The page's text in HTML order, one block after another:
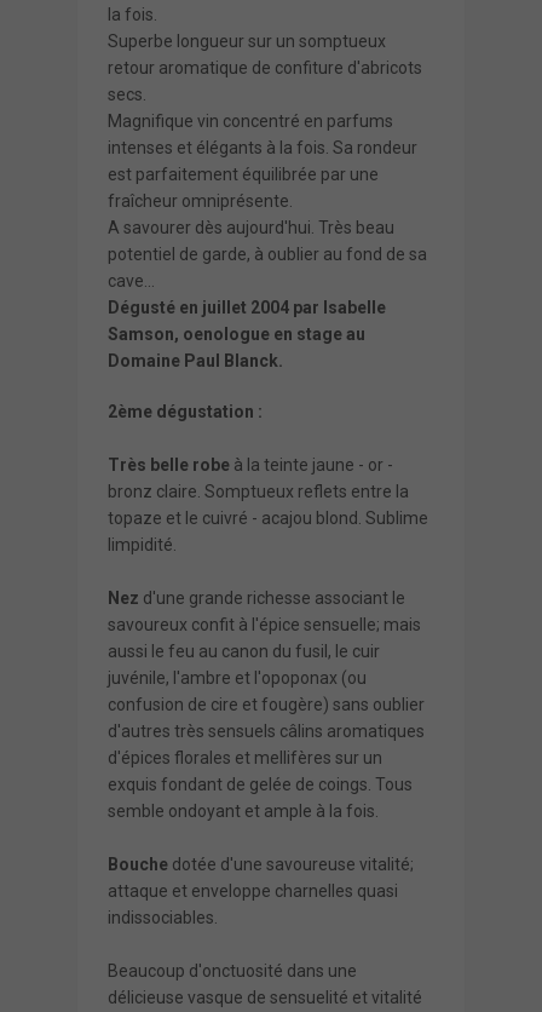
la fois.
Superbe longueur sur un somptueux
retour aromatique de confiture d'abricots
secs.
Magnifique vin concentré en parfums
intenses et élégants à la fois. Sa rondeur
est parfaitement équilibrée par une
fraîcheur omniprésente.
A savourer dès aujourd'hui. Très beau
potentiel de garde, à oublier au fond de sa
cave...
Dégusté en juillet 2004 par Isabelle
Samson, oenologue en stage au
Domaine Paul Blanck.
2ème dégustation :
Très belle robe à la teinte jaune - or -
bronz claire. Somptueux reflets entre la
topaze et le cuivré - acajou blond. Sublime
limpidité.
Nez d'une grande richesse associant le
savoureux confit à l'épice sensuelle; mais
aussi le feu au canon du fusil, le cuir
juvénile, l'ambre et l'opoponax (ou
confusion de cire et fougère) sans oublier
d'autres très sensuels câlins aromatiques
d'épices florales et mellifères sur un
exquis fondant de gelée de coings. Tous
semble ondoyant et ample à la fois.
Bouche dotée d'une savoureuse vitalité;
attaque et enveloppe charnelles quasi
indissociables.
Beaucoup d'onctuosité dans une
délicieuse vasque de sensuelité et vitalité